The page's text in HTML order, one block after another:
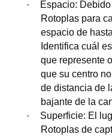
·
Espacio:
Rotoplas para
espacio de
Identifica cuál
que represente
que su centro
de distancia de
bajante de la
·
Superficie: El
Rotoplas de